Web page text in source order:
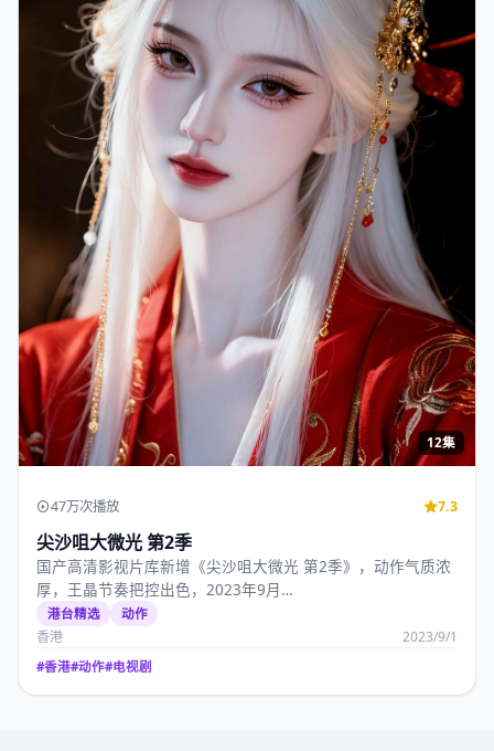
12集
47万次播放 7.3
尖沙咀大微光 第2季
国产高清影视片库新增《尖沙咀大微光 第2季》，动作气质浓
厚，王晶节奏把控出色，2023年9月…
港台精选 动作
香港 2023/9/1
#香港#动作#电视剧